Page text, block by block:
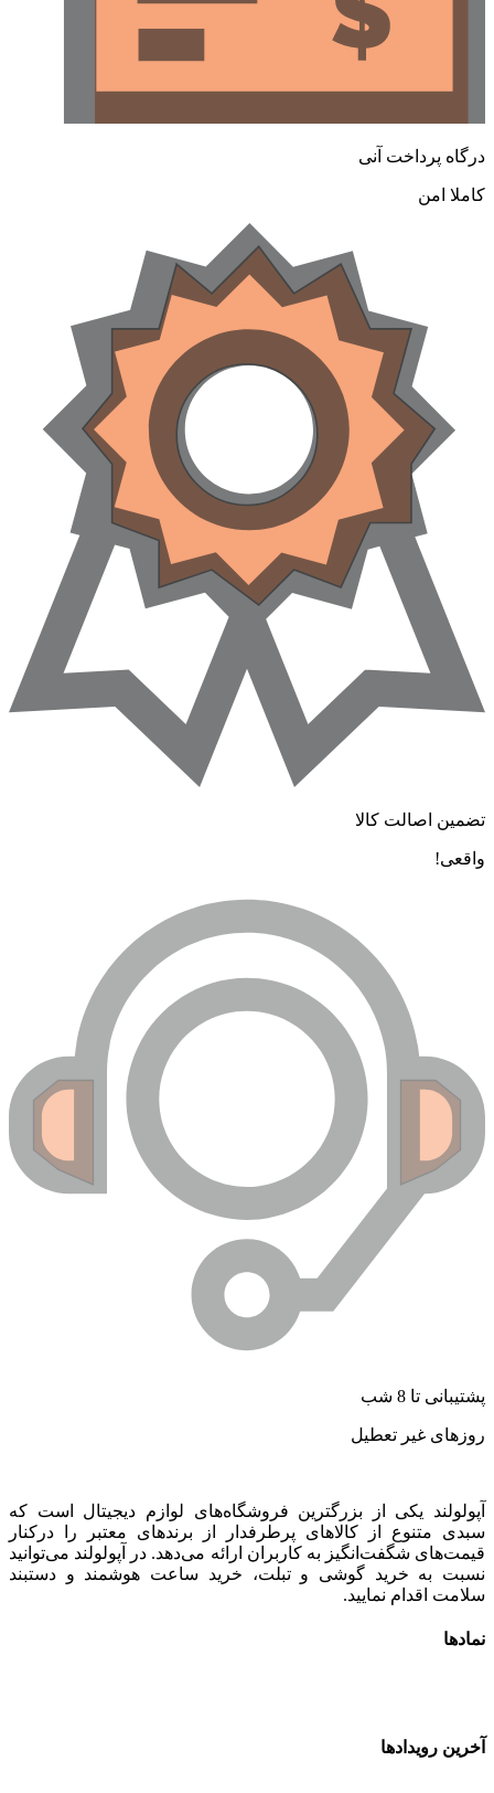
پرداخت آنی
امن
اصالت کالا
تا 8 شب
غیر تعطیل
یکی از بزرگترین فروشگاه‌های لوازم دیجیتال است که
متنوع از کالاهای پرطرفدار از برندهای معتبر را درکنار
شگفت‌انگیز به کاربران ارائه می‌دهد. در آپولولند می‌توانید
به خرید گوشی و تبلت، خرید ساعت هوشمند و دستبند
اقدام نمایید.
رویدادها